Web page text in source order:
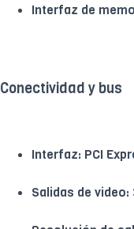
Interfaz de
Conectividad y bus
Interfaz: PCI
Salidas de video: